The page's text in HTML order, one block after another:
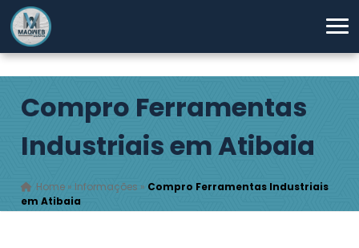
Compro Ferramentas
Industriais em Atibaia
Home » Informações » Compro Ferramentas Industriais
em Atibaia